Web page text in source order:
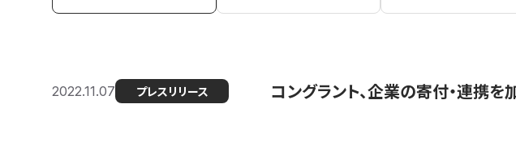
2022.11.07 プレスリリース コングラント、企業の寄付・連携